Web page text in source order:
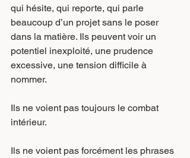
qui hésite, qui reporte, qui parle
beaucoup d’un projet sans le poser
dans la matière. Ils peuvent voir un
potentiel inexploité, une prudence
excessive, une tension difficile à
nommer.
Ils ne voient pas toujours le combat
intérieur.
Ils ne voient pas forcément les phrases